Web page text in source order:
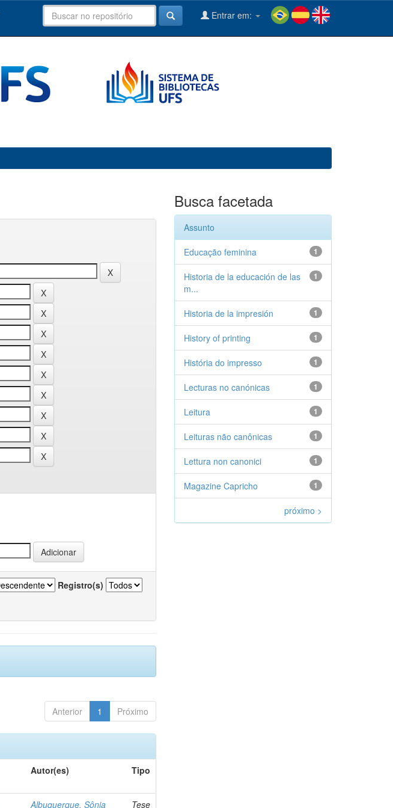
Entrar em:
Registro(s)
Anterior 1 Próximo
Autor(es) Tipo
Albuquerque, Sônia Tese
Busca facetada
Assunto
1
Educação feminina
1
Historia de la educación de las
m...
1
Historia de la impresión
1
History of printing
1
História do impresso
1
Lecturas no canónicas
1
Leitura
1
Leituras não canônicas
1
Lettura non canonici
1
Magazine Capricho
próximo >